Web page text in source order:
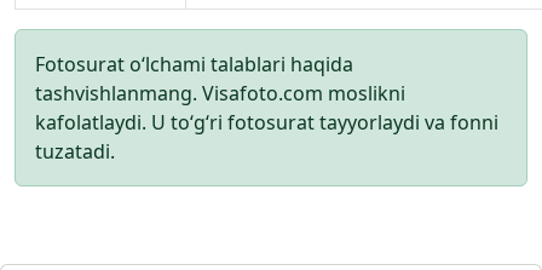
Fotosurat o‘lchami talablari haqida
tashvishlanmang. Visafoto.com moslikni
kafolatlaydi. U to‘g‘ri fotosurat tayyorlaydi va fonni
tuzatadi.